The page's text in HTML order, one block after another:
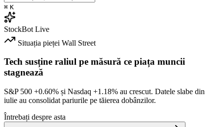
⌘ K
StockBot Live
Situația pieței Wall Street
Tech susține raliul pe măsură ce piața muncii
stagnează
S&P 500 +0.60% și Nasdaq +1.18% au crescut. Datele slabe din
iulie au consolidat pariurile pe tăierea dobânzilor.
Întrebați despre asta